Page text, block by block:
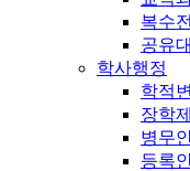
복수
공유
학사행정
학적
장학
병무
등록